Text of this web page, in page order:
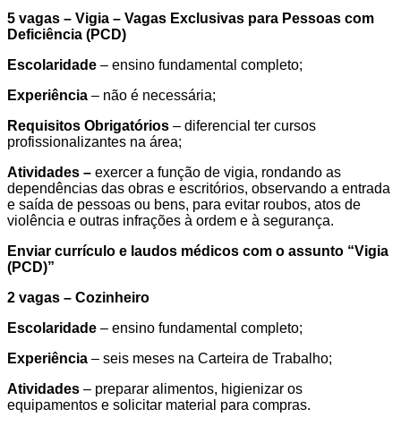
5 vagas – Vigia – Vagas Exclusivas para Pessoas com
Deficiência (PCD)
Escolaridade – ensino fundamental completo;
Experiência – não é necessária;
Requisitos Obrigatórios – diferencial ter cursos
profissionalizantes na área;
Atividades – exercer a função de vigia, rondando as
dependências das obras e escritórios, observando a entrada
e saída de pessoas ou bens, para evitar roubos, atos de
violência e outras infrações à ordem e à segurança.
Enviar currículo e laudos médicos com o assunto “Vigia
(PCD)”
2 vagas – Cozinheiro
Escolaridade – ensino fundamental completo;
Experiência – seis meses na Carteira de Trabalho;
Atividades – preparar alimentos, higienizar os
equipamentos e solicitar material para compras.